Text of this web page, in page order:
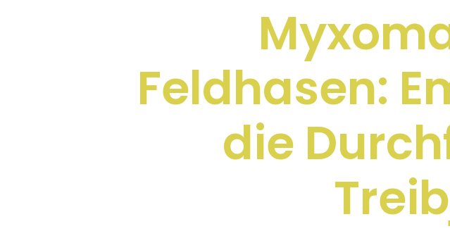
Feldhasen:
die